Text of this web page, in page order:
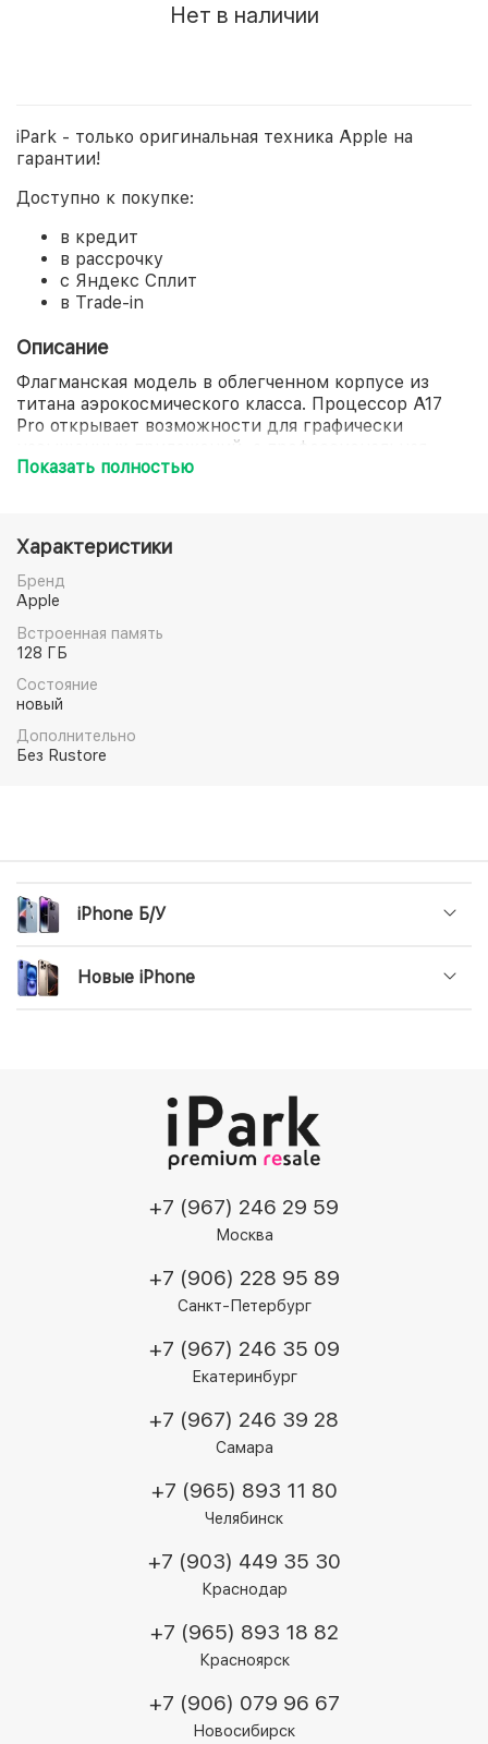
Нет в наличии
iPark - только оригинальная техника Apple на
гарантии!
Доступно к покупке:
в кредит
в рассрочку
с Яндекс Сплит
в Trade-in
Описание
Флагманская модель в облегченном корпусе из
титана аэрокосмического класса. Процессор A17
Pro открывает возможности для графически
насыщенных приложений, а профессиональная
камера с трёхкратным оптическим зумом создана
профессиональным пользователям оперативно
работать с материалами прямо на устройстве!
Показать полностью
Характеристики
Бренд
Apple
Встроенная память
128 ГБ
Состояние
новый
Дополнительно
Без Rustore
iPhone Б/У
Новые iPhone
+7 (967) 246 29 59
Москва
+7 (906) 228 95 89
Санкт-Петербург
+7 (967) 246 35 09
Екатеринбург
+7 (967) 246 39 28
Самара
+7 (965) 893 11 80
Челябинск
+7 (903) 449 35 30
Краснодар
+7 (965) 893 18 82
Красноярск
+7 (906) 079 96 67
Новосибирск